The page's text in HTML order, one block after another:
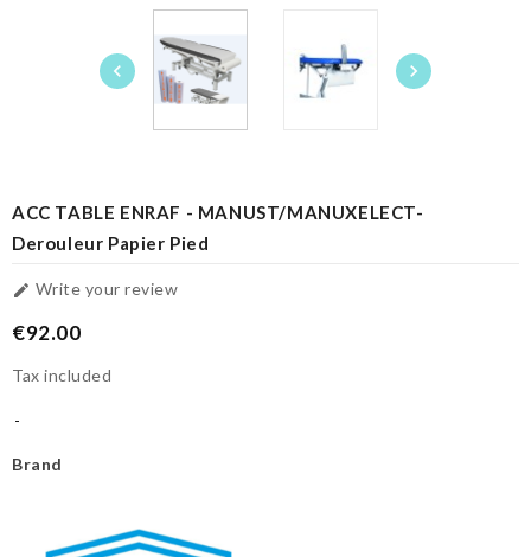
 
ACC TABLE ENRAF - MANUST/MANUXELECT-
Derouleur Papier Pied
 Write your review
€92.00
Tax included
Brand